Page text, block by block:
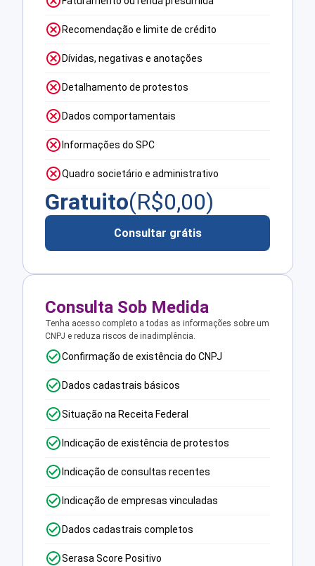
Recomendação e limite de crédito
Dívidas, negativas e anotações
Detalhamento de protestos
Dados comportamentais
Informações do SPC
Quadro societário e administrativo
Gratuito(R$0,00)
Consultar grátis
Consulta Sob Medida
Tenha acesso completo a todas as informações sobre um
CNPJ e reduza riscos de inadimplência.
Confirmação de existência do CNPJ
Dados cadastrais básicos
Situação na Receita Federal
Indicação de existência de protestos
Indicação de consultas recentes
Indicação de empresas vinculadas
Dados cadastrais completos
Serasa Score Positivo